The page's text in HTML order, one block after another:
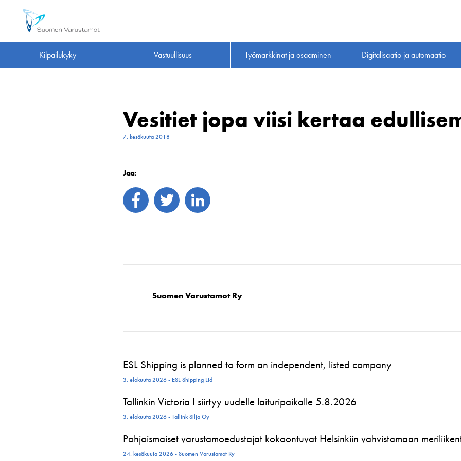
Kilpailukyky Vastuullisuus Työmarkkinat ja osaaminen Digitalisaatio ja automaatio
Vesitiet jopa viisi kertaa
7. kesäkuuta 2018
Jaa:
Suomen Varustamot Ry
ESL Shipping is planned to form an independent, listed company
3. elokuuta 2026 - ESL Shipping Ltd
Tallinkin Victoria I siirtyy uudelle laituripaikalle 5.8.2026
3. elokuuta 2026 - Tallink Silja Oy
Pohjoismaiset varustamoedustajat kokoontuvat Helsinkiin vahvistamaan
24. kesäkuuta 2026 - Suomen Varustamot Ry